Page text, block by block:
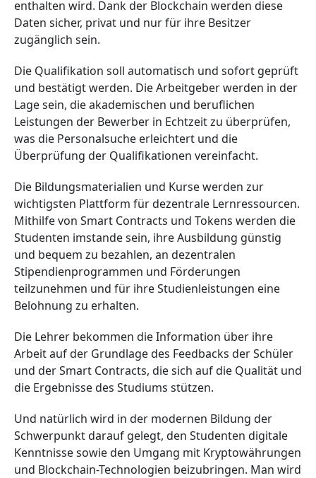
enthalten wird. Dank der Blockchain werden diese
Daten sicher, privat und nur für ihre Besitzer
zugänglich sein.
Die Qualifikation soll automatisch und sofort geprüft
und bestätigt werden. Die Arbeitgeber werden in der
Lage sein, die akademischen und beruflichen
Leistungen der Bewerber in Echtzeit zu überprüfen,
was die Personalsuche erleichtert und die
Überprüfung der Qualifikationen vereinfacht.
Die Bildungsmaterialien und Kurse werden zur
wichtigsten Plattform für dezentrale Lernressourcen.
Mithilfe von Smart Contracts und Tokens werden die
Studenten imstande sein, ihre Ausbildung günstig
und bequem zu bezahlen, an dezentralen
Stipendienprogrammen und Förderungen
teilzunehmen und für ihre Studienleistungen eine
Belohnung zu erhalten.
Die Lehrer bekommen die Information über ihre
Arbeit auf der Grundlage des Feedbacks der Schüler
und der Smart Contracts, die sich auf die Qualität und
die Ergebnisse des Studiums stützen.
Und natürlich wird in der modernen Bildung der
Schwerpunkt darauf gelegt, den Studenten digitale
Kenntnisse sowie den Umgang mit Kryptowährungen
und Blockchain-Technologien beizubringen. Man wird